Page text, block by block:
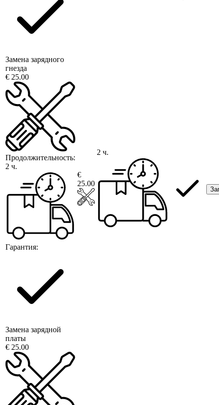
Замена зарядного
гнезда
€ 25.00
Продолжительность:
2 ч.
Гарантия:
€
25.00
2 ч.
Замена зарядной
платы
€ 25.00